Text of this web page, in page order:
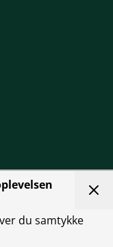
du samtykke